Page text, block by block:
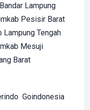
Lampung
Pesisir Barat
Lampung Tengah
Mesuji
Barat
Goindonesia